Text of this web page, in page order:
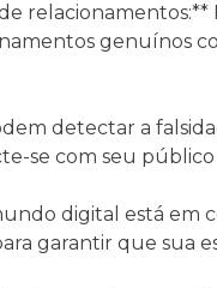
genuínos
detectar a
se com seu
digital está em
garantir que sua